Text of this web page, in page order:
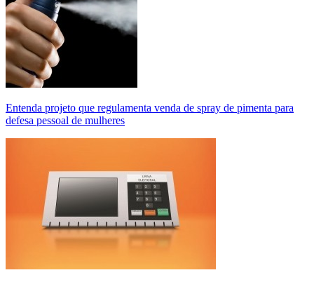
Entenda projeto que regulamenta venda de spray de pimenta para
defesa pessoal de mulheres